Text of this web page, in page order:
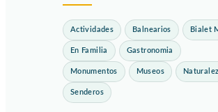
Actividades Balnearios Bialet
En Familia Gastronomia
Monumentos Museos
Senderos